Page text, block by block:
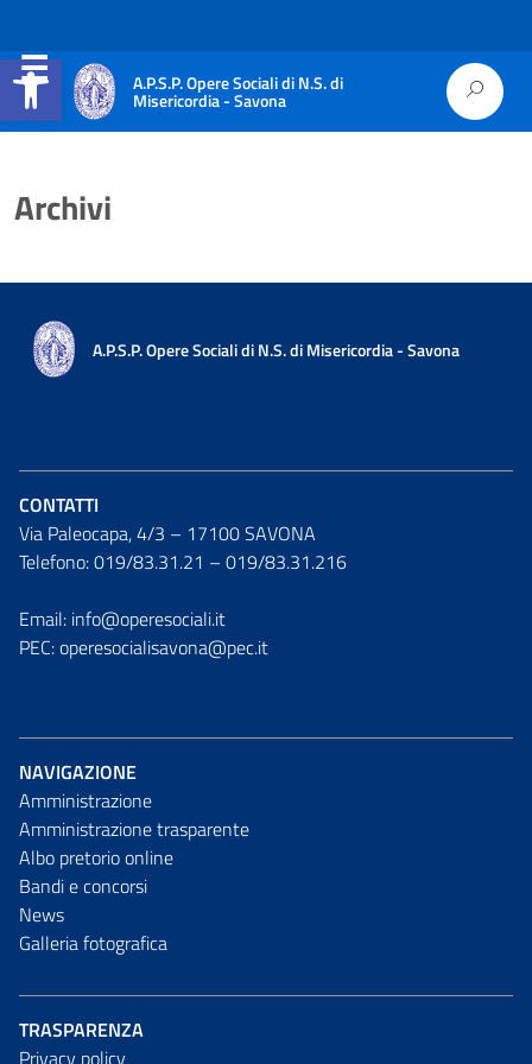
Apri la barra degli strumenti
A.P.S.P. Opere Sociali di N.S. di
Misericordia - Savona
Archivi
A.P.S.P. Opere Sociali di N.S. di Misericordia - Savona
CONTATTI
Via Paleocapa, 4/3 – 17100 SAVONA
Telefono: 019/83.31.21 – 019/83.31.216
Email: info@operesociali.it
PEC: operesocialisavona@pec.it
NAVIGAZIONE
Amministrazione
Amministrazione trasparente
Albo pretorio online
Bandi e concorsi
News
Galleria fotografica
TRASPARENZA
Privacy policy